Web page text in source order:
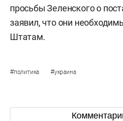
просьбы Зеленского о
заявил, что они
Штатам.
#политика #украина